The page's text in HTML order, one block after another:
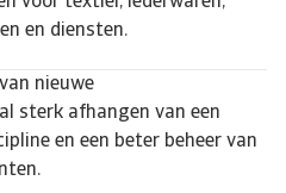
en diensten.
nieuwe
sterk afhangen van een
en een beter beheer van